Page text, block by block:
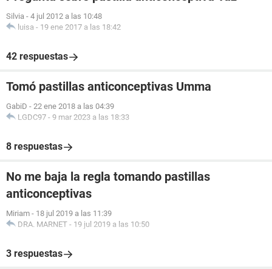
Silvia - 4 jul 2012 a las 10:48
luisa - 19 ene 2017 a las 18:42
42 respuestas
Tomó pastillas anticonceptivas Umma
GabiD - 22 ene 2018 a las 04:39
LGDC97 - 9 mar 2023 a las 18:33
8 respuestas
No me baja la regla tomando pastillas
anticonceptivas
Miriam - 18 jul 2019 a las 11:39
DRA. MARNET - 19 jul 2019 a las 10:50
3 respuestas